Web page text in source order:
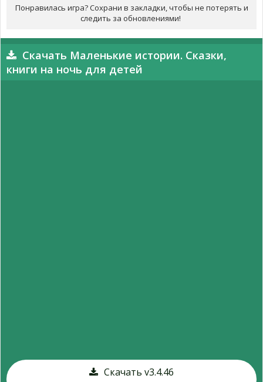
Понравилась игра? Сохрани в закладки, чтобы не потерять и
следить за обновлениями!
Скачать Маленькие истории. Сказки,
книги на ночь для детей
Скачать v3.4.46